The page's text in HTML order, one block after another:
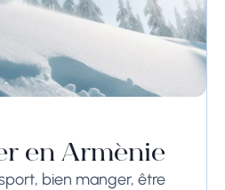
en Arménie
bien manger, être